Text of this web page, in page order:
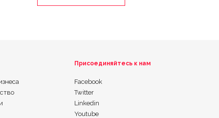
Присоединяйтесь к нам
Facebook
Twitter
Linkedin
Youtube